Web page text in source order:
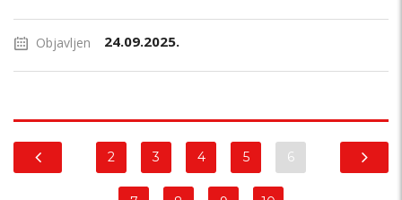
Objavljen 24.09.2025.
2 3 4 5 6